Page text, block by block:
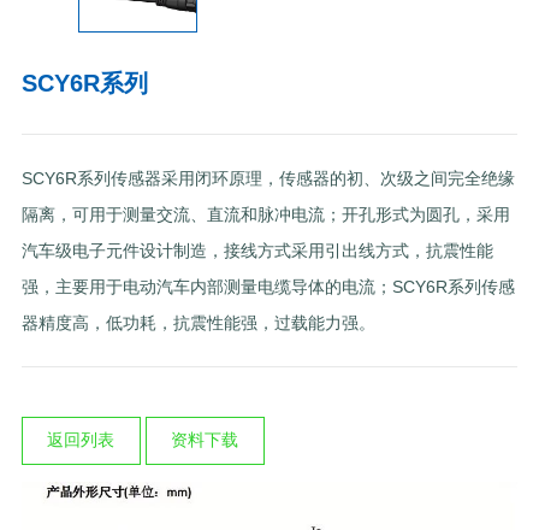
SCY6R系列
SCY6R系列传感器采用闭环原理，传感器的初、次级之间完全绝缘
隔离，可用于测量交流、直流和脉冲电流；开孔形式为圆孔，采用
汽车级电子元件设计制造，接线方式采用引出线方式，抗震性能
强，主要用于电动汽车内部测量电缆导体的电流；SCY6R系列传感
器精度高，低功耗，抗震性能强，过载能力强。
返回列表 资料下载